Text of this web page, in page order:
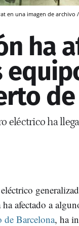
en una imagen de archivo /
ha
eléctrico ha
afectado a
de Barcelona, ha